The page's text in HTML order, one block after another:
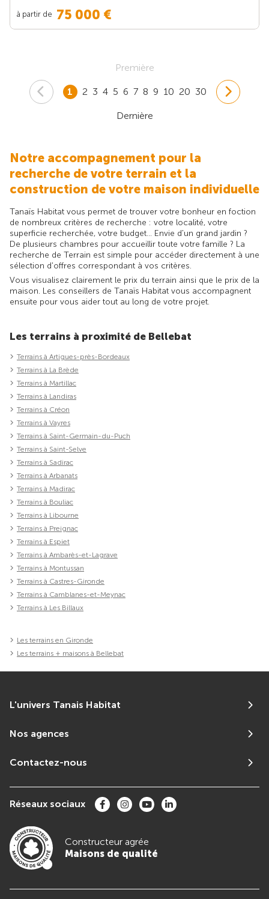
à partir de 75 000 €
Première
1 2 3 4 5 6 7 8 9 10 20 30
Dernière
Notre accompagnement pour la
recherche de votre terrain et la
construction de votre maison individuelle
Tanaïs Habitat vous permet de trouver votre bonheur en foction
de nombreux critères de recherche : votre localité, votre
superficie recherchée, votre budget... Envie d'un grand jardin ?
De plusieurs chambres pour accueillir toute votre famille ? La
recherche de Terrain est simple pour accéder directement à une
sélection d'offres correspondant à vos critères.
Vous visualisez clairement le prix du terrain ainsi que le prix de la
maison. Les conseillers de Tanaïs Habitat vous accompagnent
ensuite pour vous aider tout au long de votre projet.
Les terrains à proximité de Bellebat
Terrains à Artigues-près-Bordeaux
Terrains à La Brède
Terrains à Martillac
Terrains à Landiras
Terrains à Créon
Terrains à Vayres
Terrains à Saint-Germain-du-Puch
Terrains à Saint-Selve
Terrains à Sadirac
Terrains à Arbanats
Terrains à Madirac
Terrains à Bouliac
Terrains à Libourne
Terrains à Preignac
Terrains à Espiet
Terrains à Ambarès-et-Lagrave
Terrains à Montussan
Terrains à Castres-Gironde
Terrains à Camblanes-et-Meynac
Terrains à Les Billaux
Les terrains en Gironde
Les terrains + maisons à Bellebat
L'univers Tanais Habitat
Nos agences
Contactez-nous
Réseaux sociaux
Constructeur agrée
Maisons de qualité